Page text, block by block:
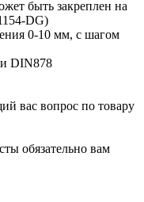
быть закреплен на
DG)
0-10 мм, с шагом
и DIN878
вас вопрос по товару
обязательно вам